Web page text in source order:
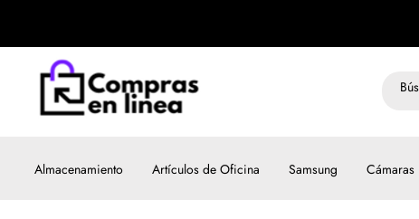
Almacenamiento Artículos de Oficina Samsung Cámaras